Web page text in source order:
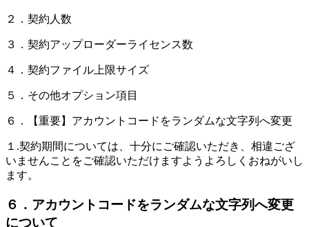
２．契約人数
３．契約アップローダーライセンス数
４．契約ファイル上限サイズ
５．その他オプション項目
６．【重要】アカウントコードをランダムな文字列へ変更
１.契約期間については、十分にご確認いただき、相違ござ
いませんことをご確認いただけますようよろしくおねがいし
ます。
６．アカウントコードをランダムな文字列へ変更
について